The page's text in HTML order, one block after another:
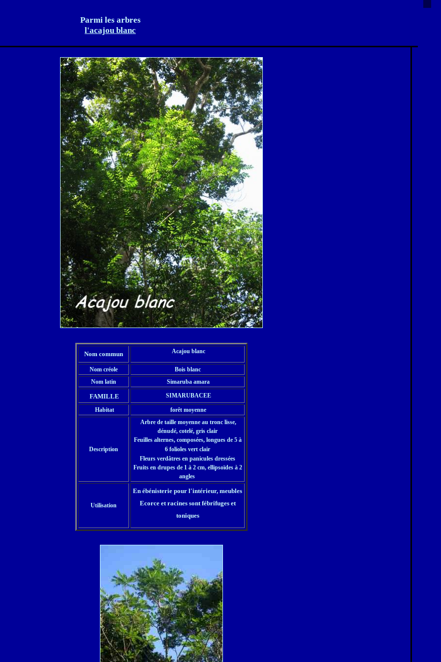
Parmi les arbres
l'acajou blanc
Nom commun Acajou blanc
Nom créole
Bois blanc
Nom latin
Simaruba amara
FAMILLE SIMARUBACEE
Habitat forêt moyenne
Description
Arbre de taille moyenne au tronc lisse,
dénudé, cotelé, gris clair
Feuilles alternes, composées, longues de 5 à
6folioles vert clair
Fleurs verdâtres en panicules dressées
Fruits en drupes de 1 à 2 cm, ellipsoïdes à 2
angles
Utilisation
En ébénisterie pour l'intérieur, meubles
Ecorce et racines sont fébrifuges et
toniques